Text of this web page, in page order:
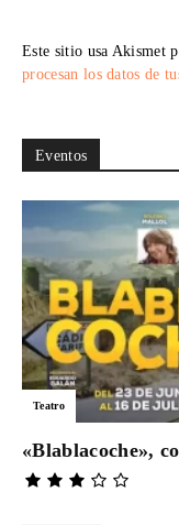
Este sitio usa Akismet
procesan los datos de
Eventos
Teatro
«Blablacoche»,